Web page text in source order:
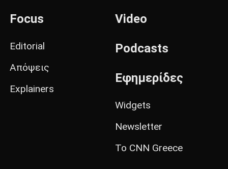
Focus
Editorial
Απόψεις
Explainers
Video
Podcasts
Εφημερίδες
Widgets
Newsletter
Το CNN Greece